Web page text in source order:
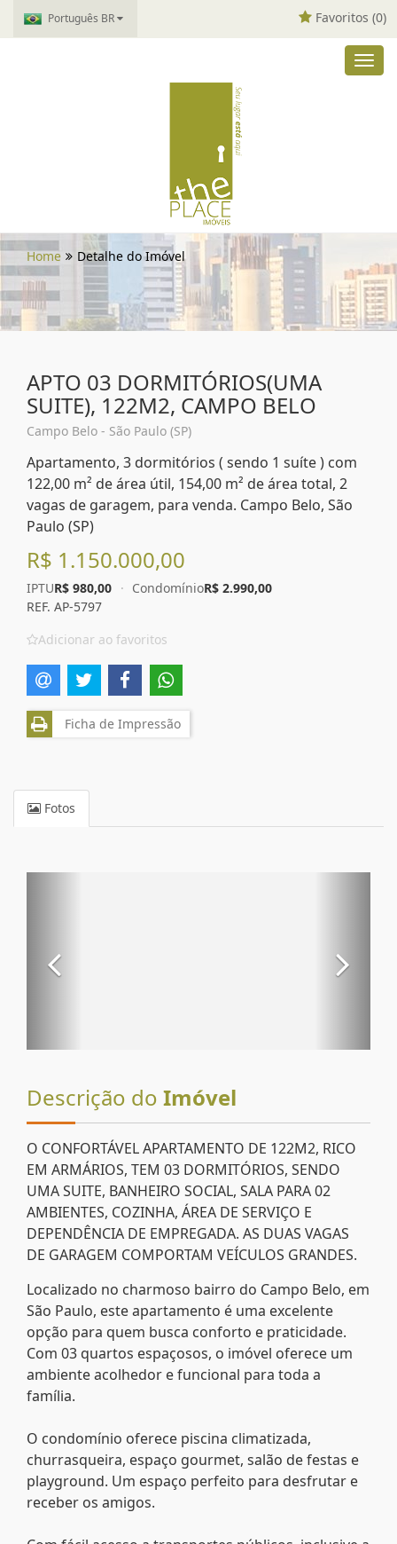
Português BR Favoritos (0)
Home Detalhe do Imóvel
APTO 03 DORMITÓRIOS(UMA
SUITE), 122M2, CAMPO BELO
Campo Belo - São Paulo (SP)
Apartamento, 3 dormitórios ( sendo 1 suíte ) com
122,00 m² de área útil, 154,00 m² de área total, 2
vagas de garagem, para venda. Campo Belo, São
Paulo (SP)
R$ 1.150.000,00
IPTUR$ 980,00 · CondomínioR$ 2.990,00
REF. AP-5797
Adicionar ao favoritos
Ficha de Impressão
Fotos
Descrição do Imóvel
O CONFORTÁVEL APARTAMENTO DE 122M2, RICO
EM ARMÁRIOS, TEM 03 DORMITÓRIOS, SENDO
UMA SUITE, BANHEIRO SOCIAL, SALA PARA 02
AMBIENTES, COZINHA, ÁREA DE SERVIÇO E
DEPENDÊNCIA DE EMPREGADA. AS DUAS VAGAS
DE GARAGEM COMPORTAM VEÍCULOS GRANDES.
Localizado no charmoso bairro do Campo Belo, em
São Paulo, este apartamento é uma excelente
opção para quem busca conforto e praticidade.
Com 03 quartos espaçosos, o imóvel oferece um
ambiente acolhedor e funcional para toda a
família.
O condomínio oferece piscina climatizada,
churrasqueira, espaço gourmet, salão de festas e
playground. Um espaço perfeito para desfrutar e
receber os amigos.